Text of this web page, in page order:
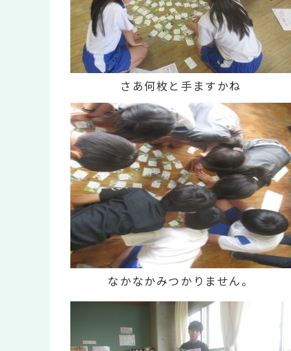
さあ何枚と手ますかね
なかなかみつかりません。